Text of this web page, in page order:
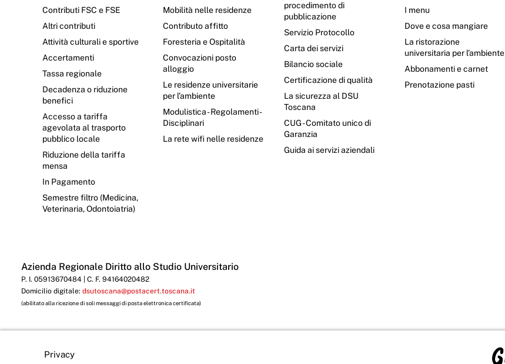
Contributi FSC e FSE
Altri contributi
Attività culturali e sportive
Accertamenti
Tassa regionale
Decadenza o riduzione
benefici
Accesso a tariffa
agevolata al trasporto
pubblico locale
Riduzione della tariffa
mensa
In Pagamento
Semestre filtro (Medicina,
Veterinaria, Odontoiatria)
Mobilità nelle residenze
Contributo affitto
Foresteria e Ospitalità
Convocazioni posto
alloggio
Le residenze universitarie
per l’ambiente
Modulistica - Regolamenti -
Disciplinari
La rete wifi nelle residenze
procedimento di
pubblicazione
Servizio Protocollo
Carta dei servizi
Bilancio sociale
Certificazione di qualità
La sicurezza al DSU
Toscana
CUG - Comitato unico di
Garanzia
Guida ai servizi aziendali
I menu
Dove e cosa mangiare
La ristorazione
universitaria per l’ambiente
Abbonamenti e carnet
Prenotazione pasti
Azienda Regionale Diritto allo Studio Universitario
P. I. 05913670484 | C. F. 94164020482
Domicilio digitale: dsutoscana@postacert.toscana.it
(abilitato alla ricezione di soli messaggi di posta elettronica certificata)
Privacy